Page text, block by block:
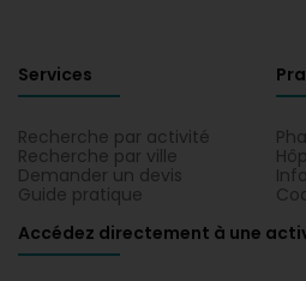
Services
Recherche par activité
Recherche par ville
Demander un devis
Guide pratique
Accédez directement à une